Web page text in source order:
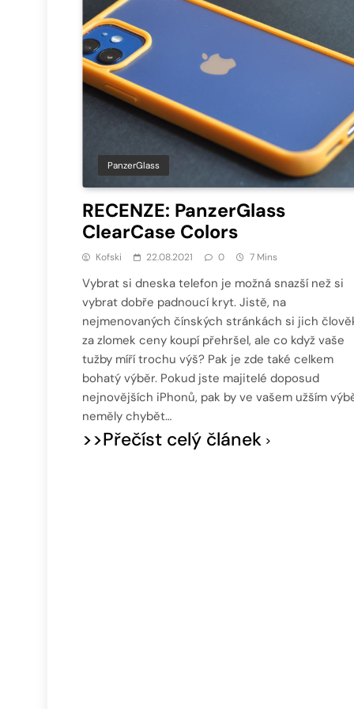
PanzerGlass
RECENZE: PanzerGlass
ClearCase Colors
Kofski 22.08.2021 0 7 Mins
Vybrat si dneska telefon je možná snazší než si
vybrat dobře padnoucí kryt. Jistě, na
nejmenovaných čínských stránkách si jich
za zlomek ceny koupí přehršel, ale co když vaše
tužby míří trochu výš? Pak je zde také celkem
bohatý výběr. Pokud jste majitelé doposud
nejnovějších iPhonů, pak by ve vašem užším
neměly chybět…
>>Přečíst celý článek